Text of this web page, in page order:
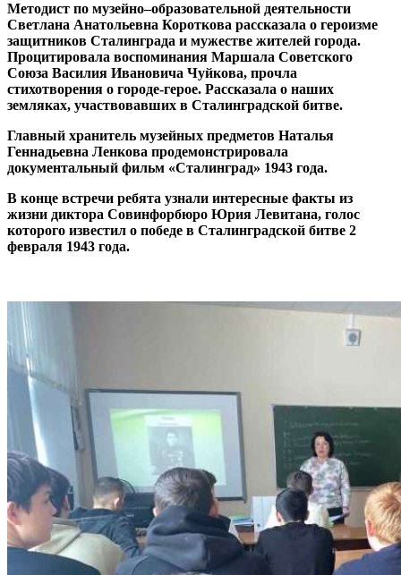
Методист по музейно–образовательной деятельности
Светлана Анатольевна Короткова рассказала о героизме
защитников Сталинграда и мужестве жителей города.
Процитировала воспоминания Маршала Советского
Союза Василия Ивановича Чуйкова, прочла
стихотворения о городе-герое. Рассказала о наших
земляках, участвовавших в Сталинградской битве.
Главный хранитель музейных предметов Наталья
Геннадьевна Ленкова продемонстрировала
документальный фильм «Сталинград» 1943 года.
В конце встречи ребята узнали интересные факты из
жизни диктора Совинфорбюро Юрия Левитана, голос
которого известил о победе в Сталинградской битве 2
февраля 1943 года.